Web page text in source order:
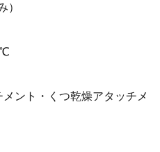
）
ント・くつ乾燥アタッチメ